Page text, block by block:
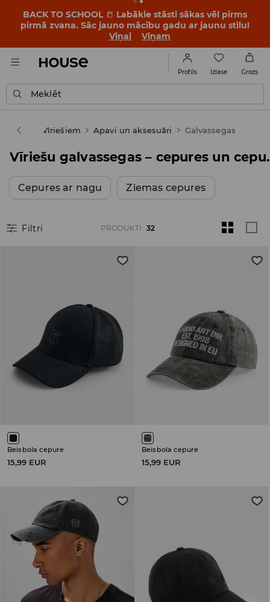
BACK TO SCHOOL 📒 Labākie stāsti sākas vēl pirms
pirmā zvana. Sāc jauno mācību gadu ar jaunu stilu!
Viņai
Viņam
Profils Izlase Grozs
Meklēt
House Vīriešiem Apavi un aksesuāri Galvassegas
Vīriešu
Cepures ar nagu Ziemas cepures
Filtri PRODUKTI : 32
Beisbola cepure
15,99 EUR
Beisbola cepure
15,99 EUR